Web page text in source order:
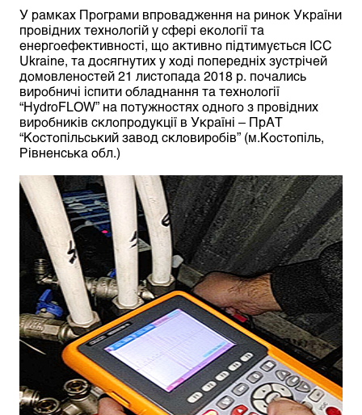
У рамках Програми впровадження на ринок України
провідних технологій у сфері екології та
енергоефективності, що активно підтимується ICC
Ukraine, та досягнутих у ході попередніх зустрічей
домовленостей 21 листопада 2018 р. почались
виробничі іспити обладнання та технології
“HydroFLOW” на потужностях одного з провідних
виробників склопродукції в Україні – ПрАТ
“Костопільський завод скловиробів” (м.Костопіль,
Рівненська обл.)